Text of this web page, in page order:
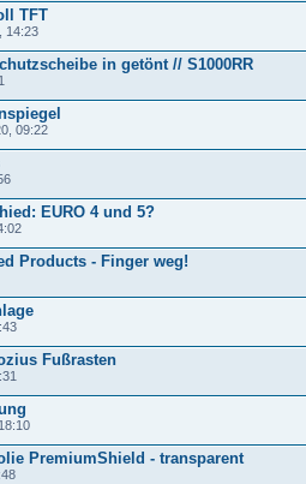
TFT
14:23
in getönt // S1000RR
09:22
EURO 4 und 5?
Products - Finger weg!
Fußrasten
PremiumShield - transparent